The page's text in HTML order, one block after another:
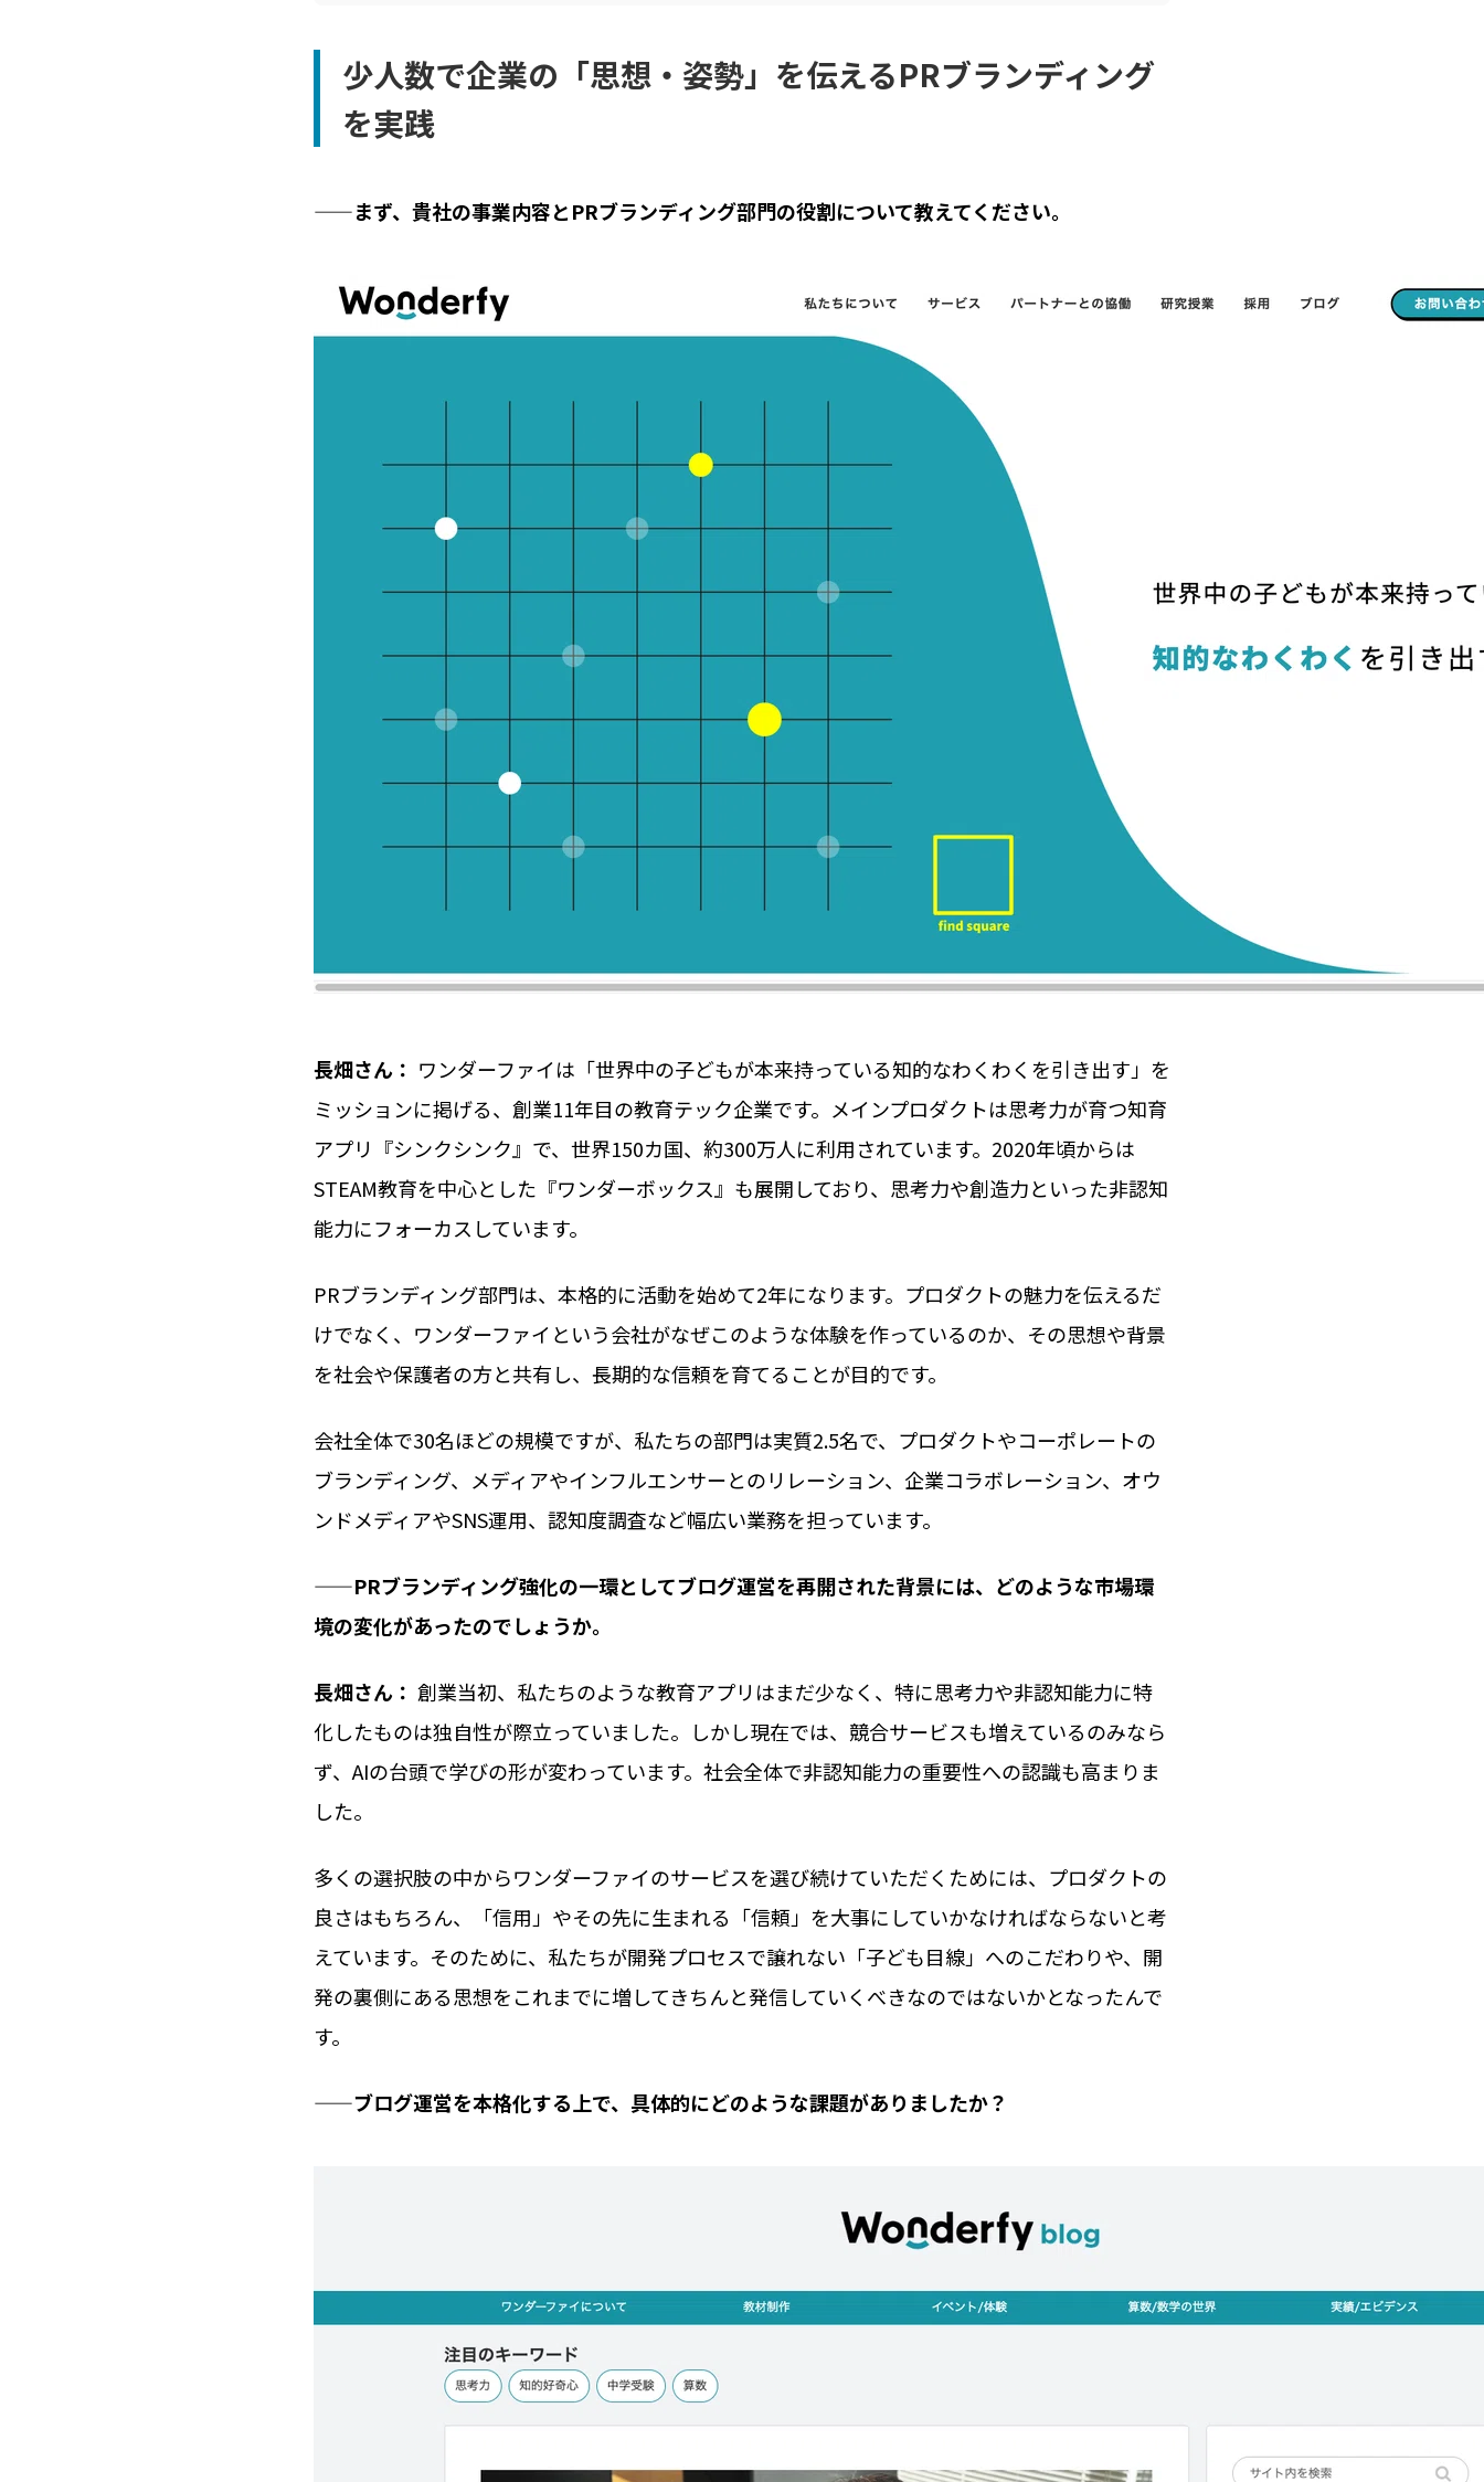
少人数で企業の「思想・姿勢」を伝えるPRブランディング
を実践
——まず、貴社の事業内容とPRブランディング部門の役割について教えてください。
長畑さん： ワンダーファイは「世界中の子どもが本来持っている知的なわくわくを引き出す」を
ミッションに掲げる、創業11年目の教育テック企業です。メインプロダクトは思考力が育つ知育
アプリ『シンクシンク』で、世界150カ国、約300万人に利用されています。2020年頃からは
STEAM教育を中心とした『ワンダーボックス』も展開しており、思考力や創造力といった非認知
能力にフォーカスしています。
PRブランディング部門は、本格的に活動を始めて2年になります。プロダクトの魅力を伝えるだ
けでなく、ワンダーファイという会社がなぜこのような体験を作っているのか、その思想や背景
を社会や保護者の方と共有し、長期的な信頼を育てることが目的です。
会社全体で30名ほどの規模ですが、私たちの部門は実質2.5名で、プロダクトやコーポレートの
ブランディング、メディアやインフルエンサーとのリレーション、企業コラボレーション、オウ
ンドメディアやSNS運用、認知度調査など幅広い業務を担っています。
——PRブランディング強化の一環としてブログ運営を再開された背景には、どのような市場環
境の変化があったのでしょうか。
長畑さん： 創業当初、私たちのような教育アプリはまだ少なく、特に思考力や非認知能力に特
化したものは独自性が際立っていました。しかし現在では、競合サービスも増えているのみなら
ず、AIの台頭で学びの形が変わっています。社会全体で非認知能力の重要性への認識も高まりま
した。
多くの選択肢の中からワンダーファイのサービスを選び続けていただくためには、プロダクトの
良さはもちろん、「信用」やその先に生まれる「信頼」を大事にしていかなければならないと考
えています。そのために、私たちが開発プロセスで譲れない「子ども目線」へのこだわりや、開
発の裏側にある思想をこれまでに増してきちんと発信していくべきなのではないかとなったんで
す。
——ブログ運営を本格化する上で、具体的にどのような課題がありましたか？